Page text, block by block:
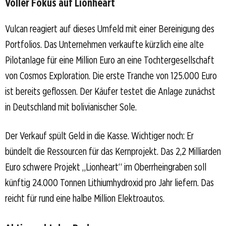
Vulcan reagiert auf dieses Umfeld mit einer Bereinigung des
Portfolios. Das Unternehmen verkaufte kürzlich eine alte
Pilotanlage für eine Million Euro an eine Tochtergesellschaft
von Cosmos Exploration. Die erste Tranche von 125.000 Euro
ist bereits geflossen. Der Käufer testet die Anlage zunächst
in Deutschland mit bolivianischer Sole.
Der Verkauf spült Geld in die Kasse. Wichtiger noch: Er
bündelt die Ressourcen für das Kernprojekt. Das 2,2 Milliarden
Euro schwere Projekt „Lionheart“ im Oberrheingraben soll
künftig 24.000 Tonnen Lithiumhydroxid pro Jahr liefern. Das
reicht für rund eine halbe Million Elektroautos.